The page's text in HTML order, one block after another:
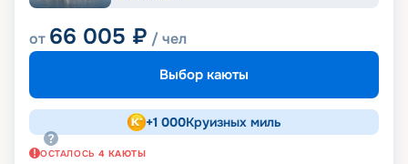
от 66 005 ₽ / чел
Выбор каюты
+1 000Круизных миль
ОСТАЛОСЬ 4 КАЮТЫ